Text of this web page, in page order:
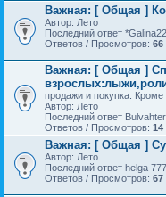
Важная: [ Общая ]
Автор: Лето
Последний ответ
Ответов / Просмотров: 66
Важная: [ Общая ]
продажи и покупка.
Автор: Лето
Последний ответ
Ответов / Просмотров: 14
Важная: [ Общая ]
Автор: Лето
Последний ответ helga
Ответов / Просмотров: 67